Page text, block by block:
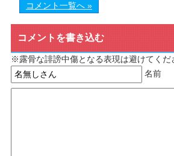
コメント一覧へ »
コメントを書き込む
※露骨な誹謗中傷となる表現は避けてくだ
名前